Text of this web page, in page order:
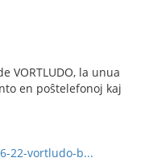
VORTLUDO, la unua
en poŝtelefonoj kaj
22-vortludo-b...